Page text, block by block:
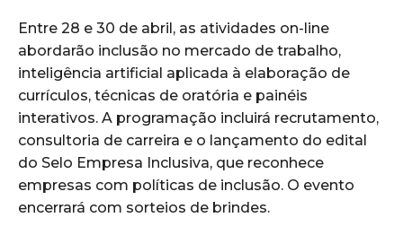
Entre 28 e 30 de abril, as atividades on-line
abordarão inclusão no mercado de trabalho,
inteligência artificial aplicada à elaboração de
currículos, técnicas de oratória e painéis
interativos. A programação incluirá recrutamento,
consultoria de carreira e o lançamento do edital
do Selo Empresa Inclusiva, que reconhece
empresas com políticas de inclusão. O evento
encerrará com sorteios de brindes.